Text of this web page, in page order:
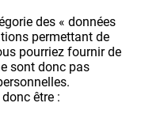
des « données
permettant de
pourriez fournir de
sont donc pas
être :